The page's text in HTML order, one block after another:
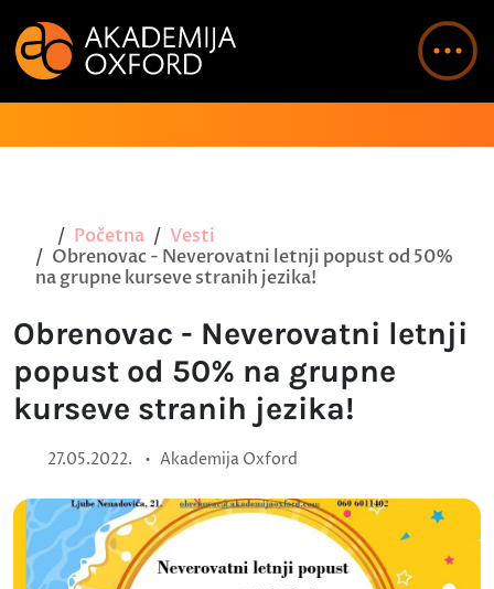
Početna
Vesti
Obrenovac - Neverovatni letnji popust od 50%
na grupne kurseve stranih jezika!
Obrenovac - Neverovatni letnji
popust od 50% na grupne
kurseve stranih jezika!
27.05.2022. • Akademija Oxford